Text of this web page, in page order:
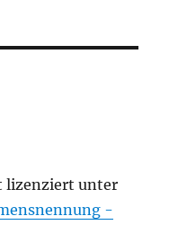
lizenziert unter
-